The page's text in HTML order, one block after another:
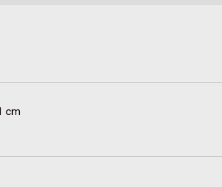
cm